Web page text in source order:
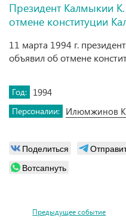
Президент Калмыкии
отмене конституции
11 марта 1994 г.
объявил об отмене
Год: 1994
Персоналии: Илюмжинов
Поделиться
Вотсапнуть
Предыдущее событие